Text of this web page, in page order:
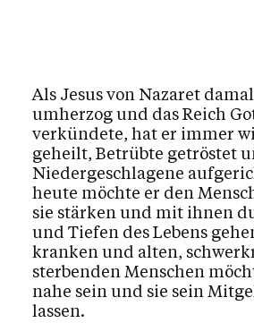
Als Jesus von Nazaret
umherzog und das Reich
verkündete, hat er immer
geheilt, Betrübte getröstet
Niedergeschlagene
heute möchte er den
sie stärken und mit ihnen
und Tiefen des Lebens
kranken und alten,
sterbenden Menschen
nahe sein und sie sein
lassen.